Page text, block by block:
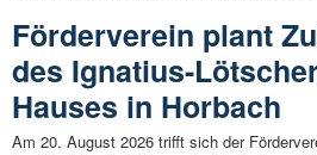
Förderverein plant
des Ignatius-
Hauses in Horbach
Am 20. August 2026 trifft sich der